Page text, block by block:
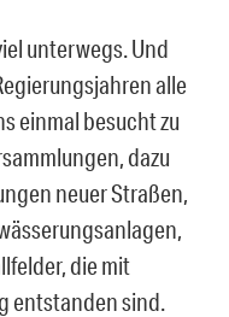
unterwegs. Und
alle
einmal besucht zu
dazu
neuer Straßen,
die mit
entstanden sind.